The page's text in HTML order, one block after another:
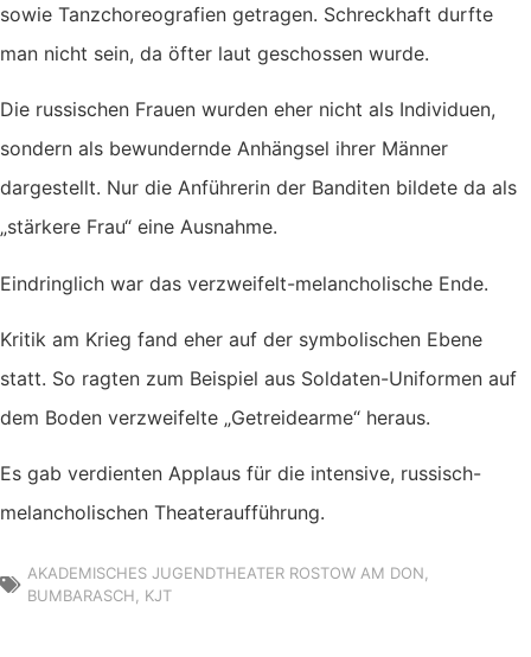
sowie Tanzchoreografien getragen. Schreckhaft durfte
man nicht sein, da öfter laut geschossen wurde.
Die russischen Frauen wurden eher nicht als Individuen,
sondern als bewundernde Anhängsel ihrer Männer
dargestellt. Nur die Anführerin der Banditen bildete da als
„stärkere Frau“ eine Ausnahme.
Eindringlich war das verzweifelt-melancholische Ende.
Kritik am Krieg fand eher auf der symbolischen Ebene
statt. So ragten zum Beispiel aus Soldaten-Uniformen auf
dem Boden verzweifelte „Getreidearme“ heraus.
Es gab verdienten Applaus für die intensive, russisch-
melancholischen Theateraufführung.
AKADEMISCHES JUGENDTHEATER ROSTOW AM DON
BUMBARASCH
KJT